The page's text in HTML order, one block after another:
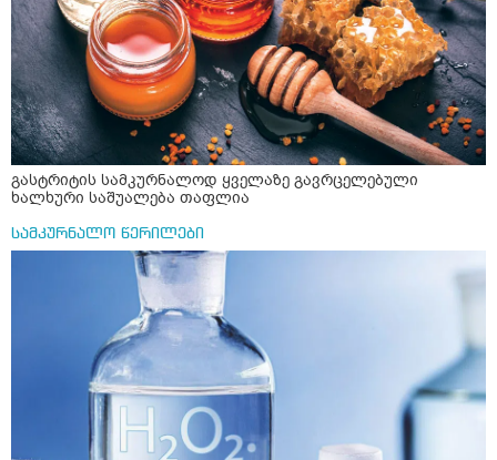
გასტრიტის სამკურნალოდ ყველაზე გავრცელებული
ხალხური საშუალება თაფლია
სამკურნალო წერილები